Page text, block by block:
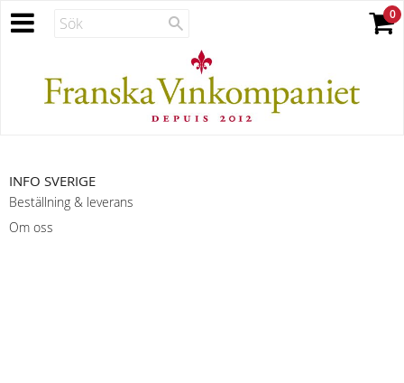
INFO SVERIGE
Beställning & leverans
Om oss